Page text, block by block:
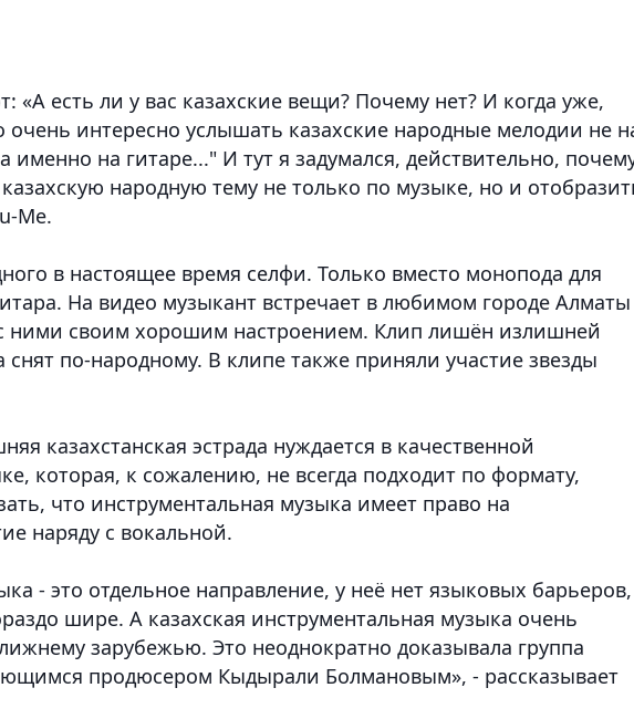
«А есть ли у вас казахские вещи? Почему нет? И когда уже,
очень интересно услышать казахские народные мелодии не
именно на гитаре..." И тут я задумался, действительно,
народную тему не только по музыке, но и
Me.
в настоящее время селфи. Только вместо монопода для
На видео музыкант встречает в любимом городе Алматы
ними своим хорошим настроением. Клип лишён излишней
снят по-народному. В клипе также приняли участие звезды
казахстанская эстрада нуждается в качественной
которая, к сожалению, не всегда подходит по формату,
что инструментальная музыка имеет право на
наряду с вокальной.
- это отдельное направление, у неё нет языковых
шире. А казахская инструментальная музыка очень
зарубежью. Это неоднократно доказывала группа
продюсером Кыдырали Болмановым», - рассказывает